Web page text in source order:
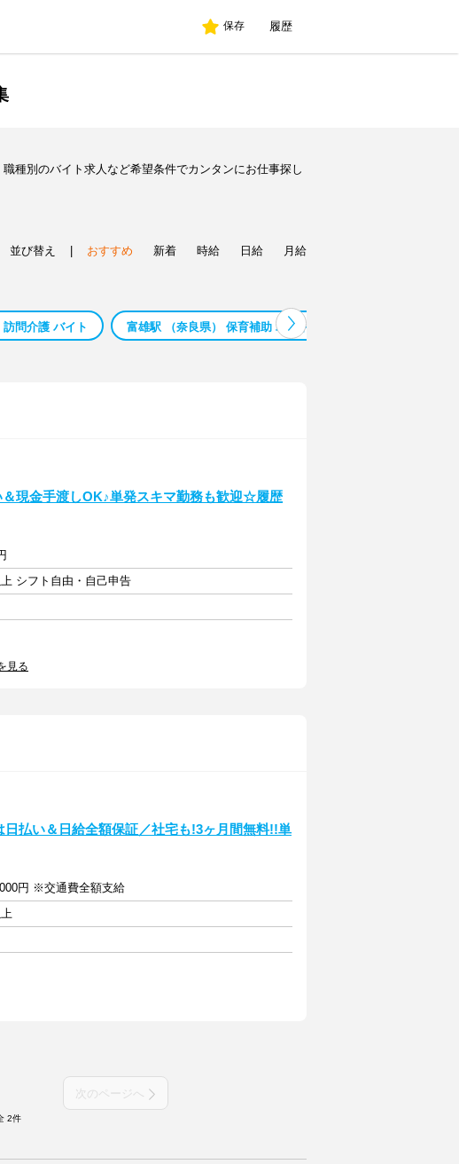
保存 履歴
種別のバイト求人など希望条件でカンタンにお仕事探し
並び替え おすすめ 新着 時給 日給 月給
問介護 バイト 富雄駅 （奈良県） 保育補助 バイト
＆現金手渡しOK♪単発スキマ勤務も歓迎☆履歴
シフト自由・自己申告
見る
日払い＆日給全額保証／社宅も!3ヶ月間無料!!単
円 ※交通費全額支給
次のページへ
2件